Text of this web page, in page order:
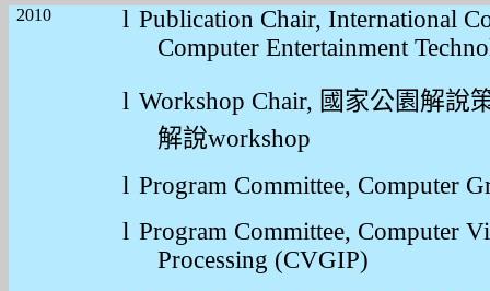
2010 l Publication Chair, International
Computer Entertainment
l Workshop Chair, 國家公園解說
解說workshop
l Program Committee, Computer
l Program Committee, Computer
Processing (CVGIP)